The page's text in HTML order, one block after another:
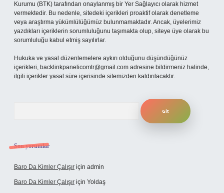
Kurumu (BTK) tarafından onaylanmış bir Yer Sağlayıcı olarak hizmet
vermektedir. Bu nedenle, sitedeki içerikleri proaktif olarak denetleme
veya araştırma yükümlülüğümüz bulunmamaktadır. Ancak, üyelerimiz
yazdıkları içeriklerin sorumluluğunu taşımakta olup, siteye üye olarak bu
sorumluluğu kabul etmiş sayılırlar.
Hukuka ve yasal düzenlemelere aykırı olduğunu düşündüğünüz
içerikleri, backlinkpanelicomtr@gmail.com adresine bildirmeniz halinde,
ilgili içerikler yasal süre içerisinde sitemizden kaldırılacaktır.
Son yorumlar
Baro Da Kimler Çalışır için admin
Baro Da Kimler Çalışır için Yoldaş